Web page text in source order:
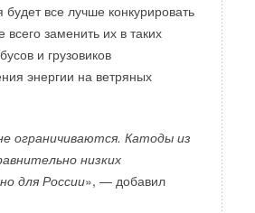
все лучше конкурировать
заменить их в таких
и грузовиков
энергии на ветряных
ограничиваются. Катоды из
низких
для России», — добавил
конференц-центр
подразделения будут
Совместные офисы
кабинеты будут